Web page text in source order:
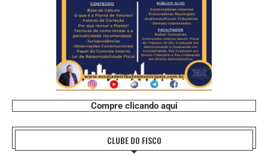
Compre clicando aqui
CLUBE DO FISCO